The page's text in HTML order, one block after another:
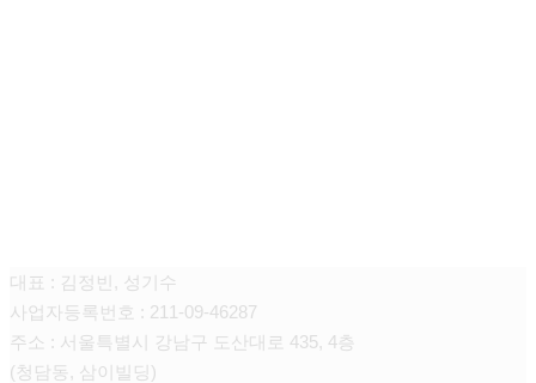
대표 : 김정빈, 성기수
사업자등록번호 : 211-09-46287
주소 : 서울특별시 강남구 도산대로 435, 4층
(청담동, 삼이빌딩)